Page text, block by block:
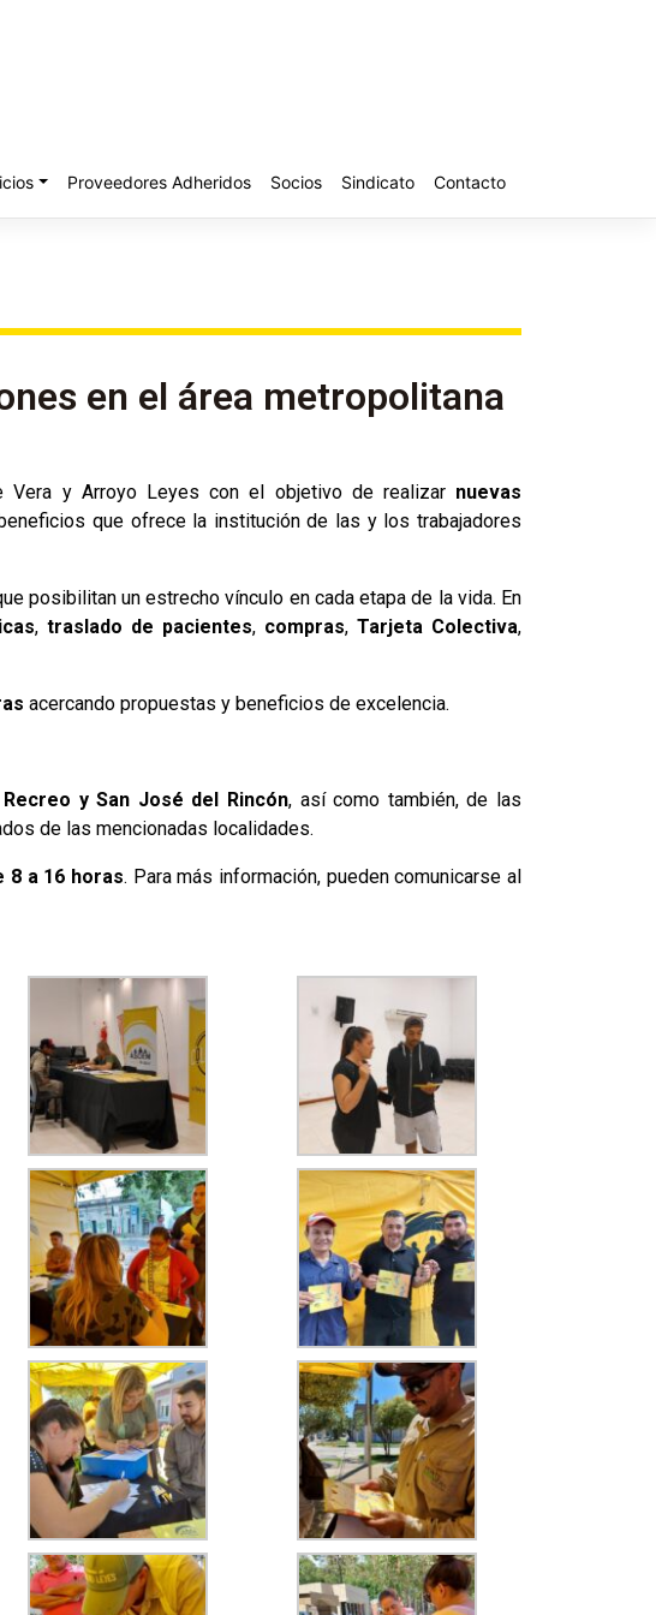
Proveedores Adheridos Socios Sindicato Contacto
en el área metropolitana
Vera y Arroyo Leyes con el objetivo de realizar nuevas
que ofrece la institución de las y los trabajadores
posibilitan un estrecho vínculo en cada etapa de la vida. En
, traslado de pacientes, compras, Tarjeta Colectiva,
acercando propuestas y beneficios de excelencia.
y San José del Rincón, así como también, de las
de las mencionadas localidades.
8 a 16 horas. Para más información, pueden comunicarse al